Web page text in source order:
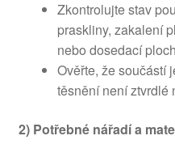
Zkontrolujte stav
praskliny, zakalení
nebo dosedací
Ověřte, že součástí
těsnění není ztvrdlé
2) Potřebné nářadí a